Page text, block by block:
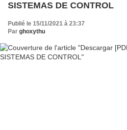
SISTEMAS DE CONTROL
Publié le 15/11/2021 à 23:37
Par ghoxythu